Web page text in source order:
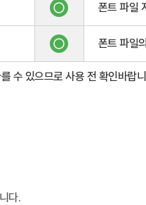
폰트 파일
폰트 파일
수 있으므로 사용 전 확인바랍
다.